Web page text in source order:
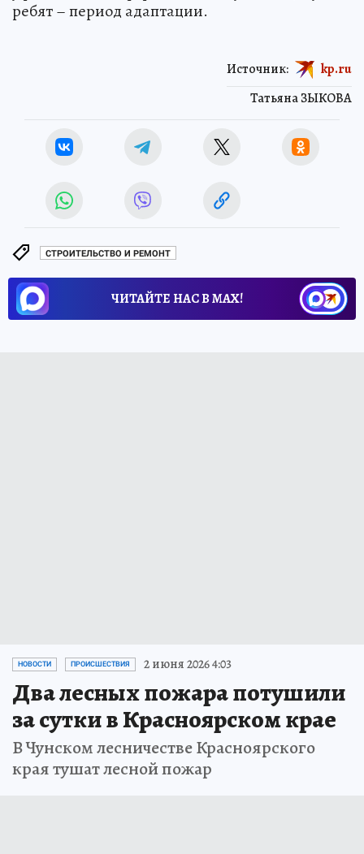
ребят – период адаптации.
Татьяна ЗЫКОВА
Источник: kp.ru
СТРОИТЕЛЬСТВО И РЕМОНТ
ЧИТАЙТЕ НАС В МАХ!
НОВОСТИ ПРОИСШЕСТВИЯ 2 июня 2026 4:03
Два лесных пожара потушили
за сутки в Красноярском крае
В Чунском лесничестве Красноярского
края тушат лесной пожар